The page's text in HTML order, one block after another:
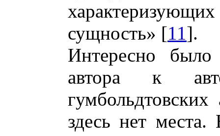
сущность» [11].
Интересно
автора к
здесь нет